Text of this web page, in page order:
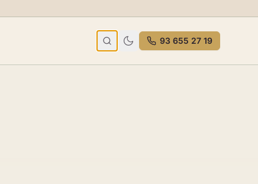
93 655 27 19